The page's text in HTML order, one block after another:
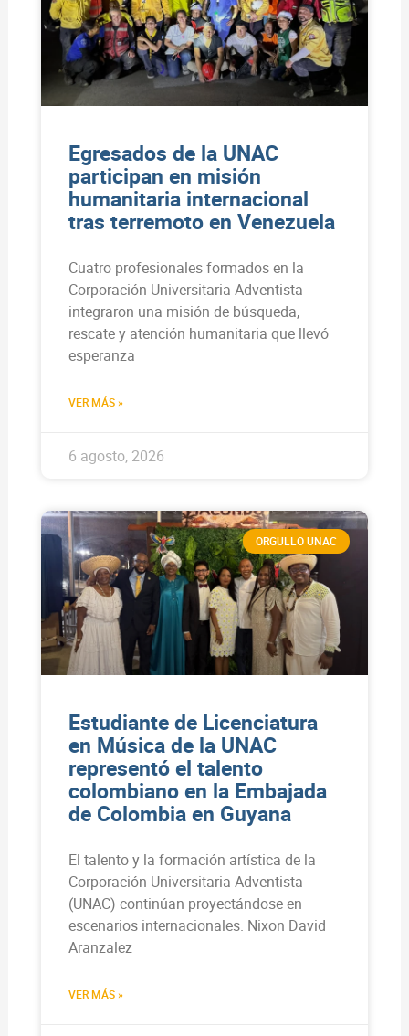
Egresados de la UNAC
participan en misión
humanitaria internacional
tras terremoto en Venezuela
Cuatro profesionales formados en la
Corporación Universitaria Adventista
integraron una misión de búsqueda,
rescate y atención humanitaria que llevó
esperanza
VER MÁS »
6 agosto, 2026
ORGULLO UNAC
Estudiante de Licenciatura
en Música de la UNAC
representó el talento
colombiano en la Embajada
de Colombia en Guyana
El talento y la formación artística de la
Corporación Universitaria Adventista
(UNAC) continúan proyectándose en
escenarios internacionales. Nixon David
Aranzalez
VER MÁS »